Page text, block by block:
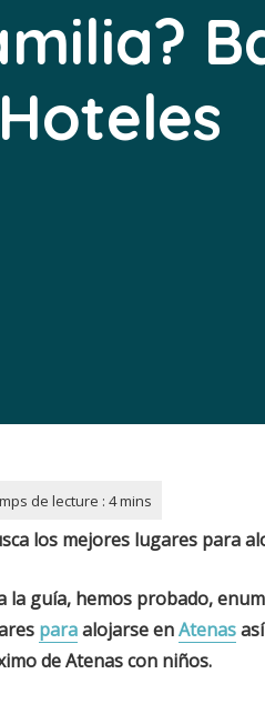
Hoteles
los mejores lugares para
la guía, hemos probado,
paraalojarse enAtenas
deAtenascon niños.